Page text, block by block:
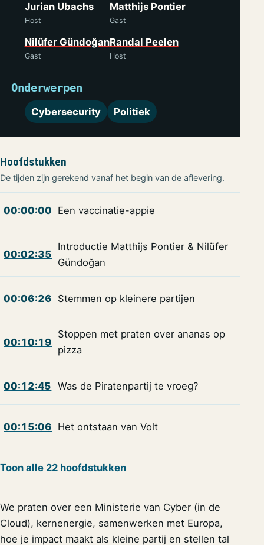
Jurian Ubachs
Host
Matthijs Pontier
Gast
Nilüfer Gündoğan
Gast
Randal Peelen
Host
Onderwerpen
Cybersecurity Politiek
Hoofdstukken
De tijden zijn gerekend vanaf het begin van de aflevering.
00:00:00 Een vaccinatie-appie
00:02:35
Introductie Matthijs Pontier & Nilüfer
Gündoğan
00:06:26 Stemmen op kleinere partijen
00:10:19
Stoppen met praten over ananas op
pizza
00:12:45 Was de Piratenpartij te vroeg?
00:15:06 Het ontstaan van Volt
Toon alle 22 hoofdstukken
We praten over een Ministerie van Cyber (in de
Cloud), kernenergie, samenwerken met Europa,
hoe je impact maakt als kleine partij en stellen tal